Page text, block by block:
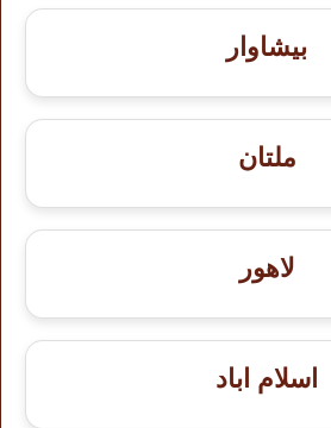
بيشاوار
ملتان
لاهور
اسلام اباد